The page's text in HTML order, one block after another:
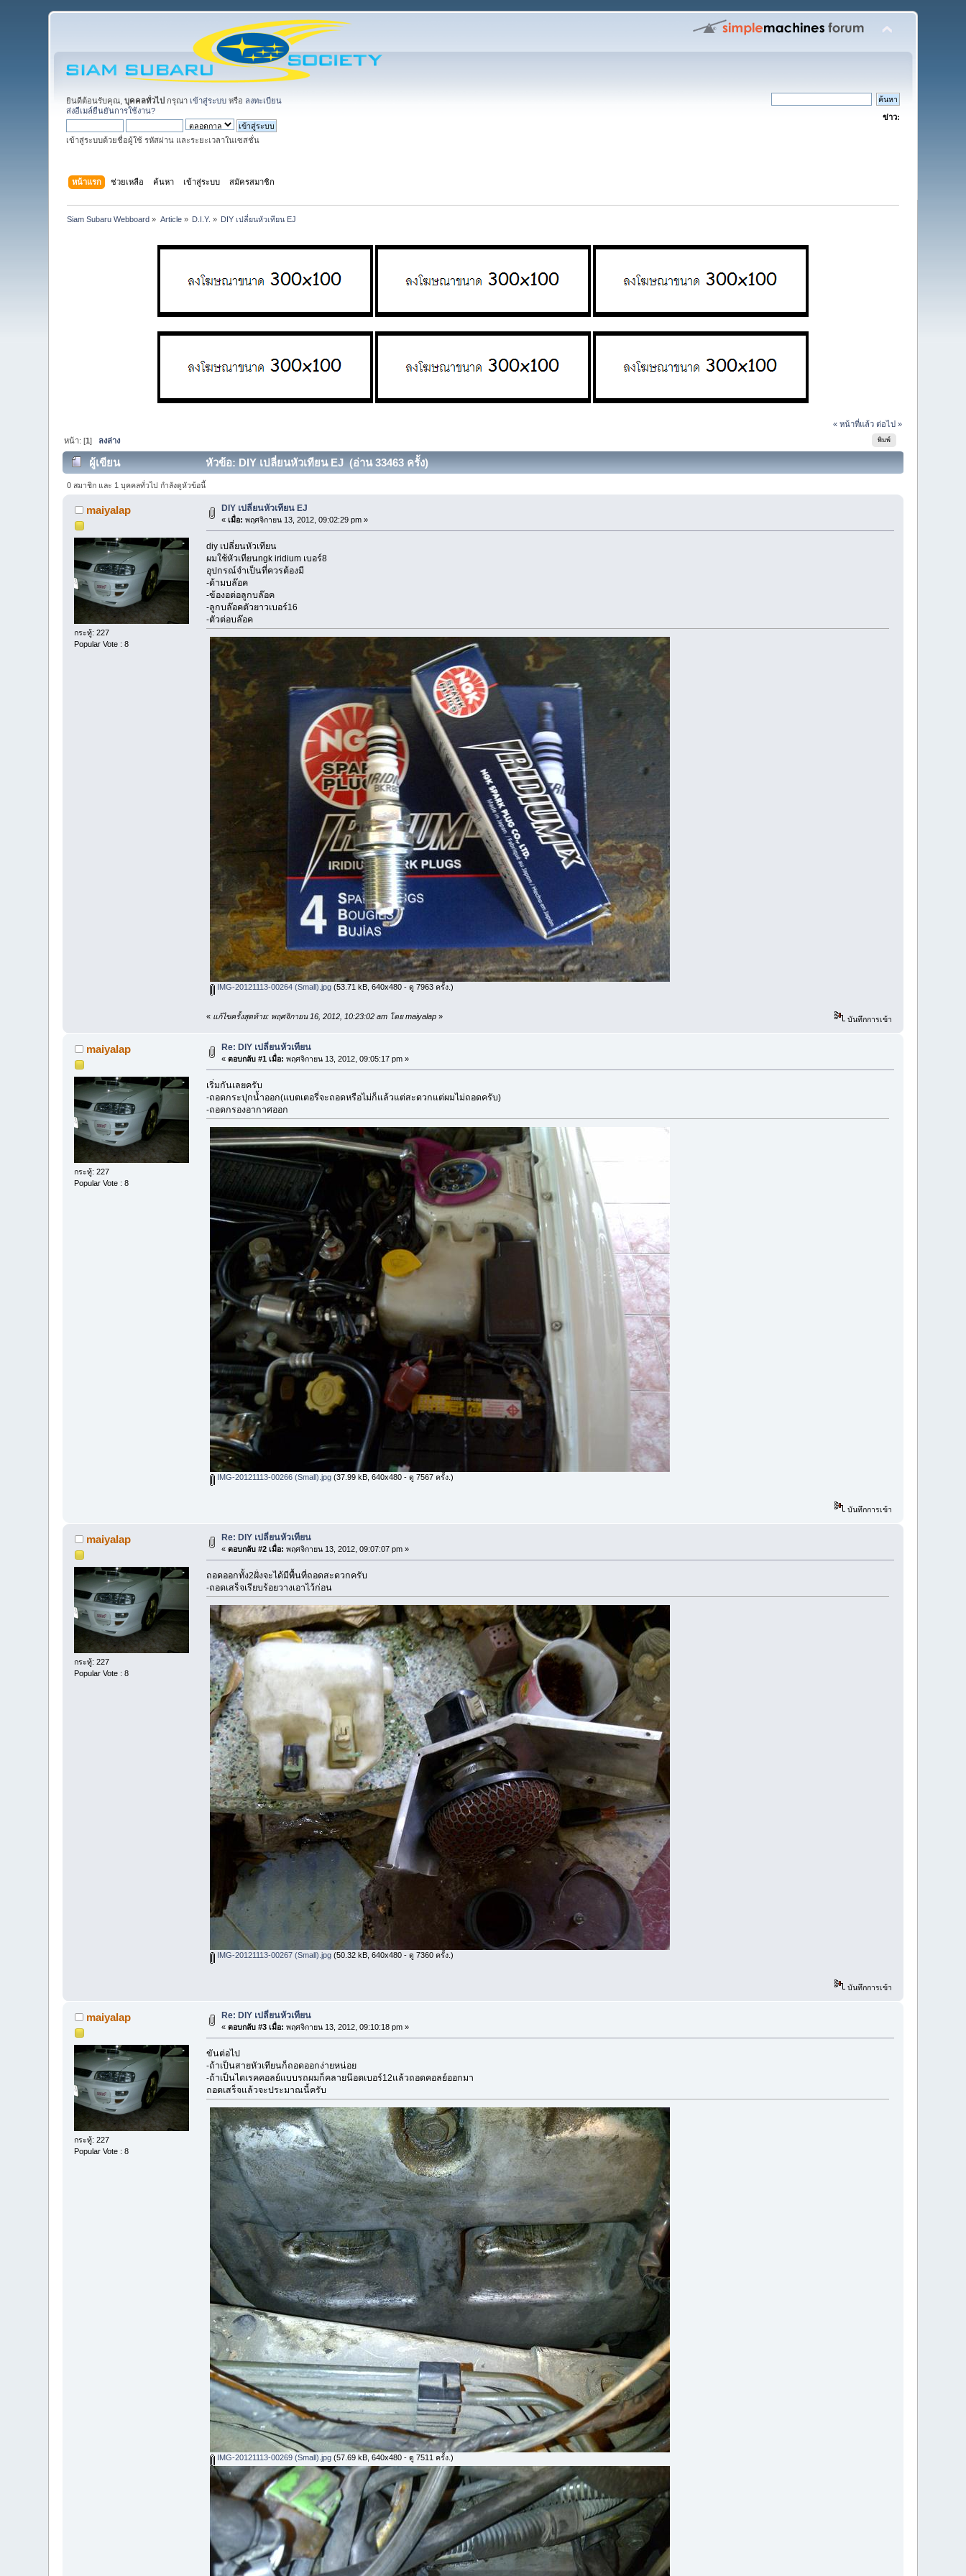
ยินดีต้อนรับคุณ,บุคคลทั่วไป กรุณา เข้าสู่ระบบ หรือ ลงทะเบียน
ส่งอีเมล์ยืนยันการใช้งาน?
เข้าสู่ระบบด้วยชื่อผู้ใช้ รหัสผ่าน และระยะเวลาในเซสชั่น
ข่าว:
หน้าแรก ช่วยเหลือ ค้นหา เข้าสู่ระบบ สมัครสมาชิก
Siam Subaru Webboard » Article» D.I.Y. » DIY เปลี่ยนหัวเทียน EJ
« หน้าที่แล้ว ต่อไป »
พิมพ์
หน้า: [1] ลงล่าง
ผู้เขียน หัวข้อ: DIY เปลี่ยนหัวเทียน EJ (อ่าน 33463 ครั้ง)
0 สมาชิก และ 1 บุคคลทั่วไป กำลังดูหัวข้อนี้
maiyalap
กระทู้: 227
Popular Vote : 8
DIY เปลี่ยนหัวเทียน EJ
«เมื่อ: พฤศจิกายน 13, 2012, 09:02:29 pm »
diy เปลี่ยนหัวเทียน
ผมใช้หัวเทียนngk iridium เบอร์8
อุปกรณ์จำเป็นที่ควรต้องมี
-ด้ามบล๊อค
-ข้องอต่อลูกบล๊อค
-ลูกบล๊อคตัวยาวเบอร์16
-ตัวต่อบล๊อค
IMG-20121113-00264 (Small).jpg (53.71 kB, 640x480 - ดู 7963 ครั้ง.)
« แก้ไขครั้งสุดท้าย: พฤศจิกายน 16, 2012, 10:23:02 am โดย maiyalap» บันทึกการเข้า
maiyalap
กระทู้: 227
Popular Vote : 8
Re: DIY เปลี่ยนหัวเทียน
«ตอบกลับ #1 เมื่อ: พฤศจิกายน 13, 2012, 09:05:17 pm »
เริ่มกันเลยครับ
-ถอดกระปุกน้ำออก(แบตเตอรี่จะถอดหรือไม่ก็แล้วแต่สะดวกแต่ผมไม่ถอดครับ)
-ถอดกรองอากาศออก
IMG-20121113-00266 (Small).jpg (37.99 kB, 640x480 - ดู 7567 ครั้ง.)
บันทึกการเข้า
maiyalap
กระทู้: 227
Popular Vote : 8
Re: DIY เปลี่ยนหัวเทียน
«ตอบกลับ #2 เมื่อ: พฤศจิกายน 13, 2012, 09:07:07 pm »
ถอดออกทั้ง2ฝั่งจะได้มีพื้นที่ถอดสะดวกครับ
-ถอดเสร็จเรียบร้อยวางเอาไว้ก่อน
IMG-20121113-00267 (Small).jpg (50.32 kB, 640x480 - ดู 7360 ครั้ง.)
บันทึกการเข้า
maiyalap
กระทู้: 227
Popular Vote : 8
Re: DIY เปลี่ยนหัวเทียน
«ตอบกลับ #3 เมื่อ: พฤศจิกายน 13, 2012, 09:10:18 pm »
ขันต่อไป
-ถ้าเป็นสายหัวเทียนก็ถอดออกง่ายหน่อย
-ถ้าเป็นไดเรคคอลย์แบบรถผมก็คลายน๊อตเบอร์12แล้วถอดคอลย์ออกมา
ถอดเสร็จแล้วจะประมาณนี้ครับ
IMG-20121113-00269 (Small).jpg (57.69 kB, 640x480 - ดู 7511 ครั้ง.)